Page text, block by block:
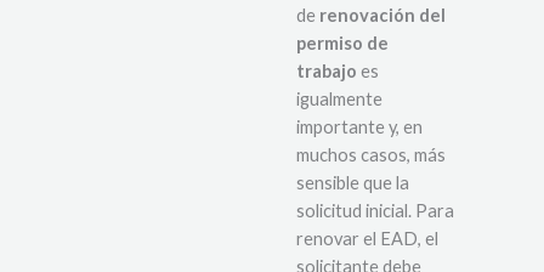
de renovación del
permiso de
trabajo es
igualmente
importante y, en
muchos casos, más
sensible que la
solicitud inicial. Para
renovar el EAD, el
solicitante debe